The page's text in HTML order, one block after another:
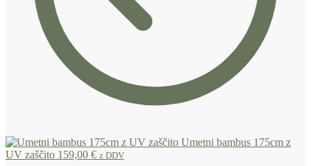
Umetni bambus 175cm z
UV zaščito 159,00 € z DDV